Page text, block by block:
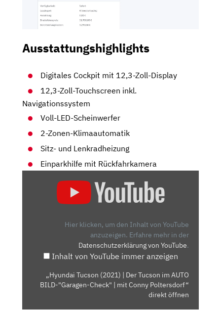
Ausstattungshighlights
Digitales Cockpit mit 12,3-Zoll-Display
12,3-Zoll-Touchscreen inkl.
Navigationssystem
Voll-LED-Scheinwerfer
2-Zonen-Klimaautomatik
Sitz- und Lenkradheizung
Einparkhilfe mit Rückfahrkamera
"GARAGEN-
CHECK"
Hier klicken, um den Inhalt von YouTube
anzuzeigen. Erfahre mehr in der
Datenschutzerklärung von YouTube.
Inhalt von YouTube immer anzeigen
„Hyundai Tucson (2021) | Der Tucson im AUTO
BILD-"Garagen-Check" | mit Conny Poltersdorf“
direkt öffnen